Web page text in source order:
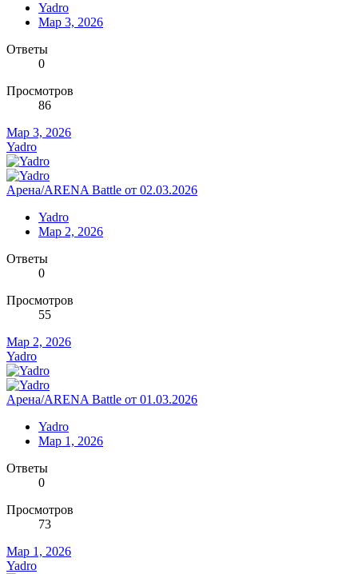
Yadro
Мар 3, 2026
Ответы
0
Просмотров
86
Мар 3, 2026
Yadro
Арена/ARENA Battle от 02.03.2026
Yadro
Мар 2, 2026
Ответы
0
Просмотров
55
Мар 2, 2026
Yadro
Арена/ARENA Battle от 01.03.2026
Yadro
Мар 1, 2026
Ответы
0
Просмотров
73
Мар 1, 2026
Yadro